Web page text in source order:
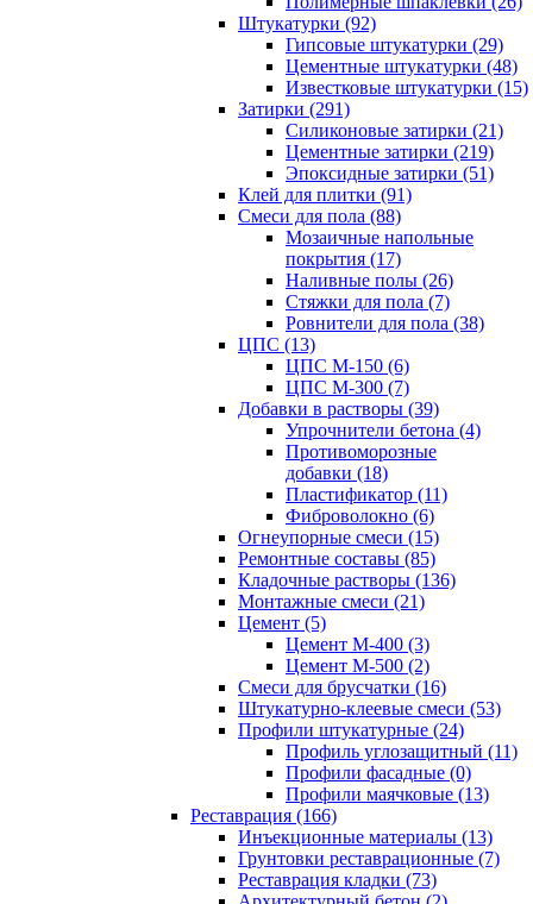
Штукатурки (92)
Гипсовые штукатурки (29)
Цементные штукатурки (48)
Известковые штукатурки (15)
Затирки (291)
Силиконовые затирки (21)
Цементные затирки (219)
Эпоксидные затирки (51)
Клей для плитки (91)
Смеси для пола (88)
Мозаичные напольные
покрытия (17)
Наливные полы (26)
Стяжки для пола (7)
Ровнители для пола (38)
ЦПС (13)
ЦПС М-150 (6)
ЦПС М-300 (7)
Добавки в растворы (39)
Упрочнители бетона (4)
Противоморозные
добавки (18)
Пластификатор (11)
Фиброволокно (6)
Огнеупорные смеси (15)
Ремонтные составы (85)
Кладочные растворы (136)
Монтажные смеси (21)
Цемент (5)
Цемент М-400 (3)
Цемент М-500 (2)
Смеси для брусчатки (16)
Штукатурно-клеевые смеси (53)
Профили штукатурные (24)
Профиль углозащитный (11)
Профили фасадные (0)
Профили маячковые (13)
Реставрация (166)
Инъекционные материалы (13)
Грунтовки реставрационные (7)
Реставрация кладки (73)